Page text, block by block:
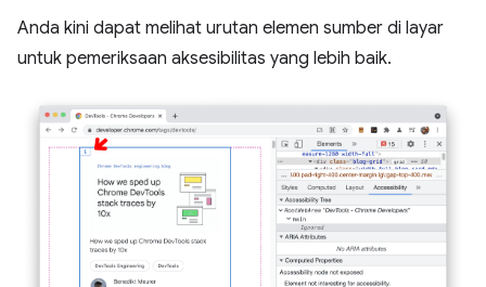
Anda kini dapat melihat urutan elemen sumber di layar
untuk pemeriksaan aksesibilitas yang lebih baik.